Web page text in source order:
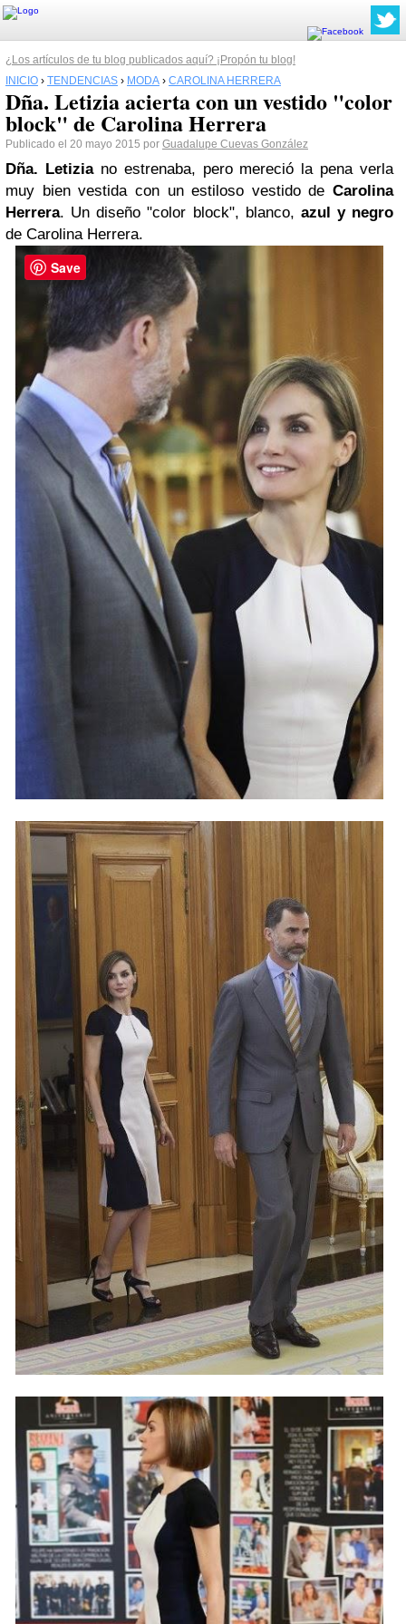
¿Los artículos de tu blog publicados aquí? ¡Propón tu blog!
INICIO › TENDENCIAS › MODA › CAROLINA HERRERA
Dña. Letizia acierta con un vestido "color
block" de Carolina Herrera
Publicado el 20 mayo 2015 por Guadalupe Cuevas González
Dña. Letiziano estrenaba, pero mereció la pena verla
muy bien vestida con un estiloso vestido de Carolina
Herrera. Un diseño "color block", blanco, azul y negro
de Carolina Herrera.
Save